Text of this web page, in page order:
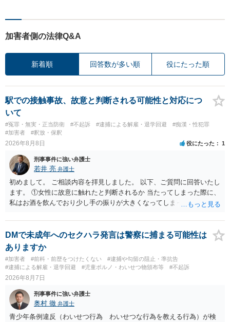
加害者側の法律Q&A
新着順 回答数が多い順 役にたった順
駅での接触事故、故意と判断される可能性と対応につ
いて
#冤罪・無実・正当防衛 #不起訴 #逮捕による解雇・退学回避
#痴漢・性犯罪
#加害者
#釈放・保釈
2026年8月8日 役にたった 1
刑事事件に強い弁護士
若井 亮 弁護士
初めまして。 ご相談内容を拝見しました。 以下、ご質問に回答いたし
ます。 ①女性に故意に触れたと判断されるか 当たってしまった際に、
私はお酒を飲んでおり少し手の振りが大きくなってしまっていたこと
いた場合、故意だと判定されやすいのでしょうか？ お伺いする限り、
故意があると判断されることは無いかと思います。 ②逮捕、呼び出し
の可能性 この行為により、痴漢やその他の犯罪を犯したとして、逮
捕、呼び出しされる可能性はどれほどでしょうか？ 誤って当たってし
まっただけであり、さらにその場で女性等のアクションが無かったこ
とからすると、この後に呼び出される可能性は極めて低いと思いま
能性があると考えれば良いのでしょうか？ 逮捕や呼び出しの可能性は
極めて低いと思います。 連絡が来ることはないでしょう。
DMで未成年へのセクハラ発言は警察に捕まる可能性は
ありますか
#加害者 #前科・前歴をつけたくない
#逮捕や勾留の阻止・準抗告
#逮捕による解雇・退学回避
#児童ポルノ・わいせつ物頒布等 #不起訴
2026年8月7日
刑事事件に強い弁護士
奥村 徹 弁護士
青少年条例違反（わいせつ行為 わいせつな行為を教える行為）が検